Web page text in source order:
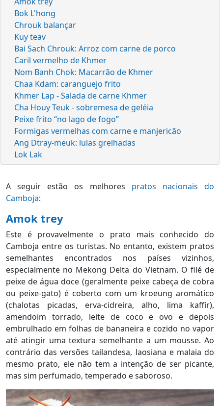
Bok L'hong
Chrouk balançar
Kuy teav
Bai Sach Chrouk: Arroz com carne de porco
Caril vermelho de Khmer
Nom Banh Chok: Macarrão de Khmer
Chaa Kdam: caranguejo frito
Khmer Lap - Salada de carne Khmer
Cha Houy Teuk - sobremesa de geléia
Peixe frito “no lago de fogo”
Formigas vermelhas com carne e manjericão
Ang Dtray-meuk: lulas grelhadas
Lok Lak
A seguir estão os melhores pratos nacionais do
Camboja:
Amok trey
Este é provavelmente o prato mais conhecido do
Camboja entre os turistas. No entanto, existem pratos
semelhantes encontrados nos países vizinhos,
especialmente no Mekong Delta do Vietnam. O filé de
peixe de água doce (geralmente peixe cabeça de cobra
ou peixe-gato) é coberto com um kroeung aromático
(chalotas picadas, erva-cidreira, alho, lima kaffir),
amendoim torrado, leite de coco e ovo e depois
embrulhado em folhas de bananeira e cozido no vapor
até atingir uma textura semelhante a um mousse. Ao
contrário das versões tailandesa, laosiana e malaia do
mesmo prato, ele não tem a intenção de ser picante,
mas sim perfumado, temperado e saboroso.